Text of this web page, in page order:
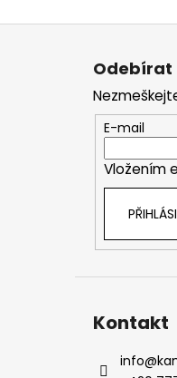
Z
Odebírat
E-mail
Vložením
Kontakt
info@